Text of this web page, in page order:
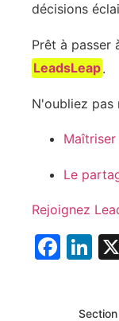
décisions
Prêt à passer
LeadsLeap.
N'oubliez pas
Le
Rejoignez